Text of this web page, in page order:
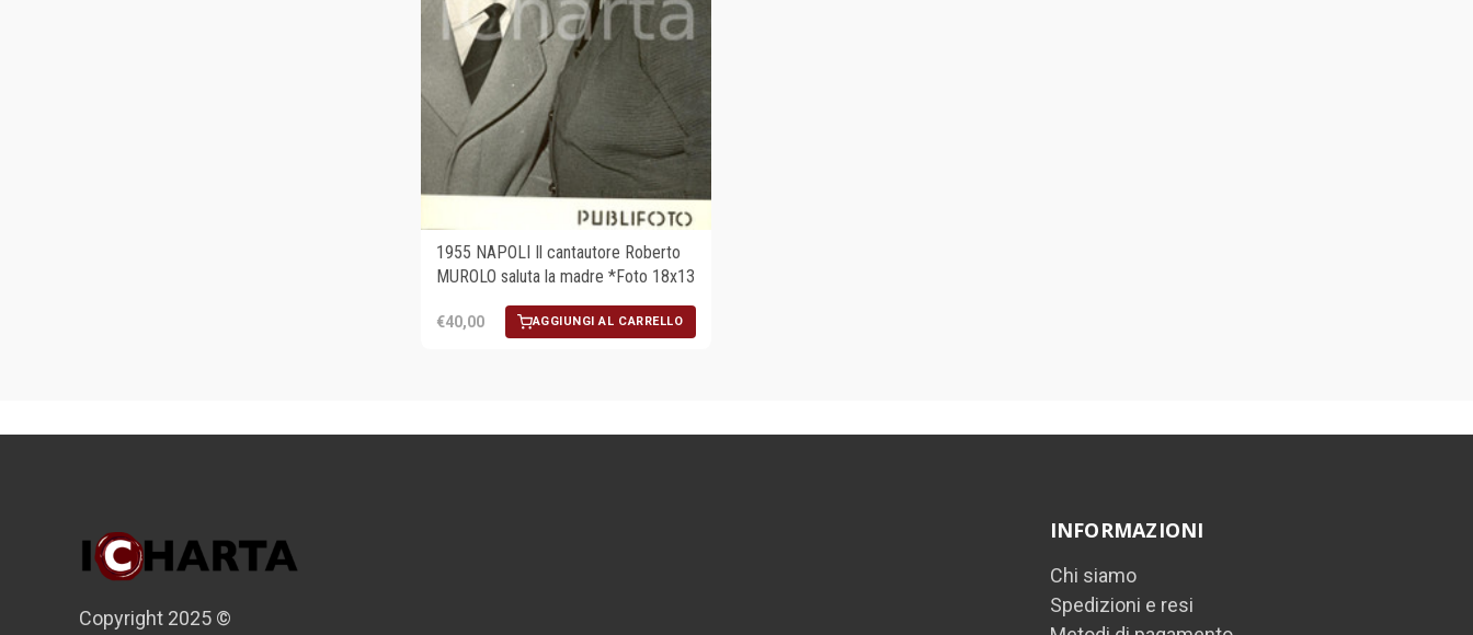
1955 NAPOLI Il cantautore Roberto
MUROLO saluta la madre *Foto 18x13
€40,00 AGGIUNGI AL CARRELLO
Copyright 2025 ©
INFORMAZIONI
Chi siamo
Spedizioni e resi